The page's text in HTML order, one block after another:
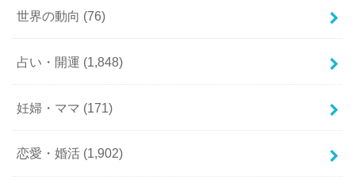
世界の動向 (76)
占い・開運 (1,848)
妊婦・ママ (171)
恋愛・婚活 (1,902)